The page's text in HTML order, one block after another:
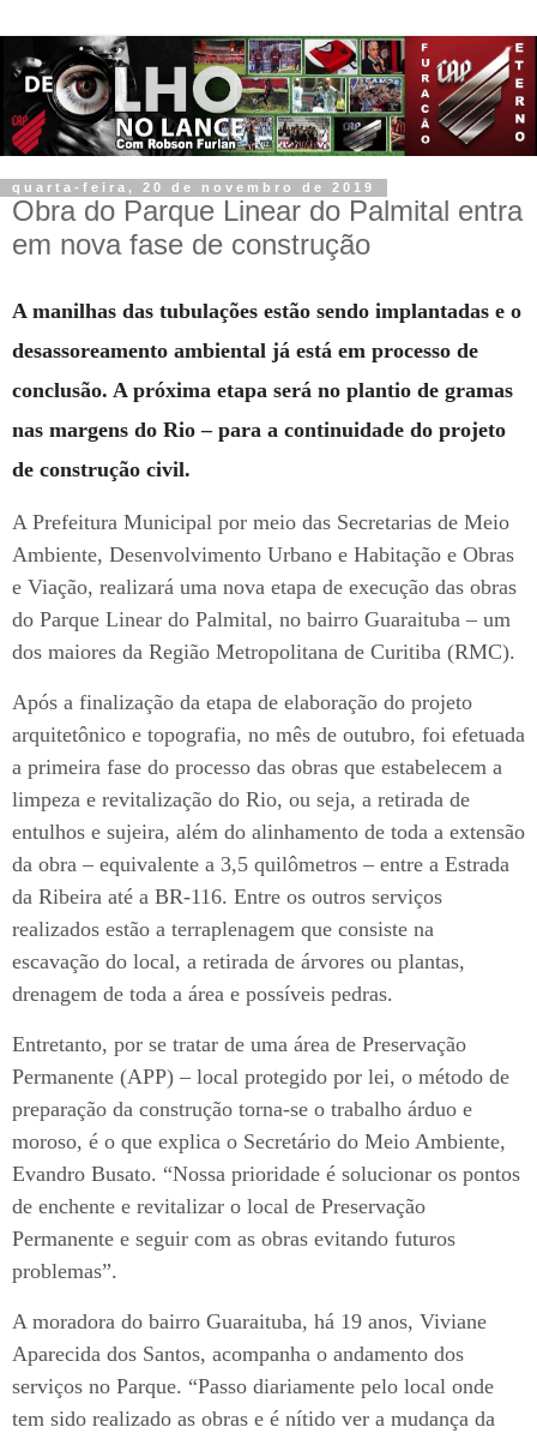
quarta-feira, 20 de novembro de 2019
Obra do Parque Linear do Palmital entra
em nova fase de construção
A manilhas das tubulações estão sendo implantadas e o
desassoreamento ambiental já está em processo de
conclusão. A próxima etapa será no plantio de gramas
nas margens do Rio – para a continuidade do projeto
de construção civil.
A Prefeitura Municipal por meio das Secretarias de Meio
Ambiente, Desenvolvimento Urbano e Habitação e Obras
e Viação, realizará uma nova etapa de execução das obras
do Parque Linear do Palmital, no bairro Guaraituba – um
dos maiores da Região Metropolitana de Curitiba (RMC).
Após a finalização da etapa de elaboração do projeto
arquitetônico e topografia, no mês de outubro, foi efetuada
a primeira fase do processo das obras que estabelecem a
limpeza e revitalização do Rio, ou seja, a retirada de
entulhos e sujeira, além do alinhamento de toda a extensão
da obra – equivalente a 3,5 quilômetros – entre a Estrada
da Ribeira até a BR-116. Entre os outros serviços
realizados estão a terraplenagem que consiste na
escavação do local, a retirada de árvores ou plantas,
drenagem de toda a área e possíveis pedras.
Entretanto, por se tratar de uma área de Preservação
Permanente (APP) – local protegido por lei, o método de
preparação da construção torna-se o trabalho árduo e
moroso, é o que explica o Secretário do Meio Ambiente,
Evandro Busato. “Nossa prioridade é solucionar os pontos
de enchente e revitalizar o local de Preservação
Permanente e seguir com as obras evitando futuros
problemas”.
A moradora do bairro Guaraituba, há 19 anos, Viviane
Aparecida dos Santos, acompanha o andamento dos
serviços no Parque. “Passo diariamente pelo local onde
tem sido realizado as obras e é nítido ver a mudança da